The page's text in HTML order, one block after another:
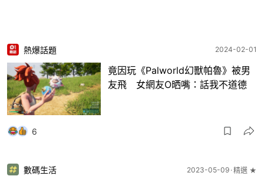
熱爆話題 2024-02-01
竟因玩《Palworld幻獸帕魯》被男
友飛 女網友O晒嘴：話我不道德
6
數碼生活 2023-05-09 精選 ★